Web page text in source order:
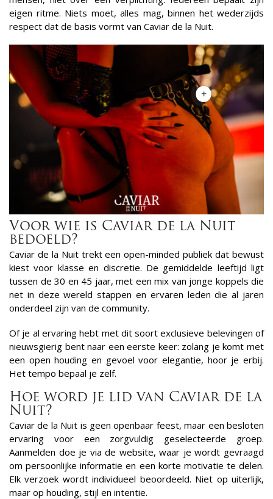
eigen ritme. Niets moet, alles mag, binnen het wederzijds
respect dat de basis vormt van Caviar de la Nuit.
+
Voor wie is Caviar de la Nuit
bedoeld?
Caviar de la Nuit trekt een open-minded publiek dat bewust
kiest voor klasse en discretie. De gemiddelde leeftijd ligt
tussen de 30 en 45 jaar, met een mix van jonge koppels die
net in deze wereld stappen en ervaren leden die al jaren
onderdeel zijn van de community.
Of je al ervaring hebt met dit soort exclusieve belevingen of
nieuwsgierig bent naar een eerste keer: zolang je komt met
een open houding en gevoel voor elegantie, hoor je erbij.
Het tempo bepaal je zelf.
Hoe word je lid van Caviar de la
Nuit?
Caviar de la Nuit is geen openbaar feest, maar een besloten
ervaring voor een zorgvuldig geselecteerde groep.
Aanmelden doe je via de website, waar je wordt gevraagd
om persoonlijke informatie en een korte motivatie te delen.
Elk verzoek wordt individueel beoordeeld. Niet op uiterlijk,
maar op houding, stijl en intentie.